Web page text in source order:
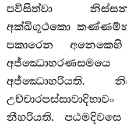
පවිසිත්වා
අක්ඛිගූථකො
පකාරෙන
අජ්ඣොහරණසමයෙ
අජ්ඣොහරියති.
නීහරියති.